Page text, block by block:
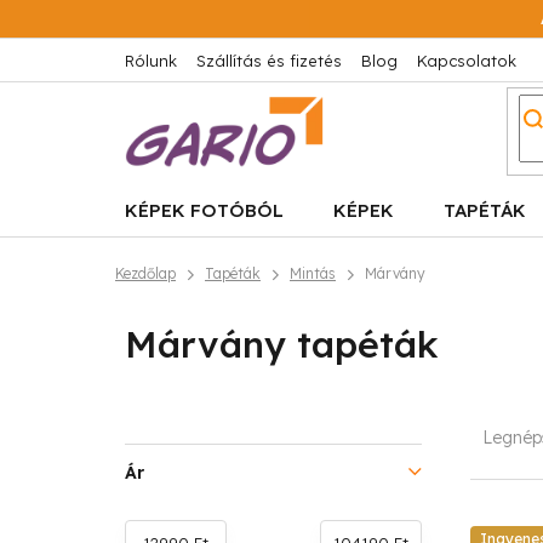
a
tartalomhoz
Rólunk Szállítás és fizetés Blog Kapcsolatok
KÉPEK FOTÓBÓL KÉPEK TAPÉTÁK
Kezdőlap Tapéták Mintás Márvány
Márvány tapéták
l
d
Ár